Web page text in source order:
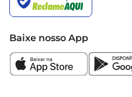
Baixe nosso App